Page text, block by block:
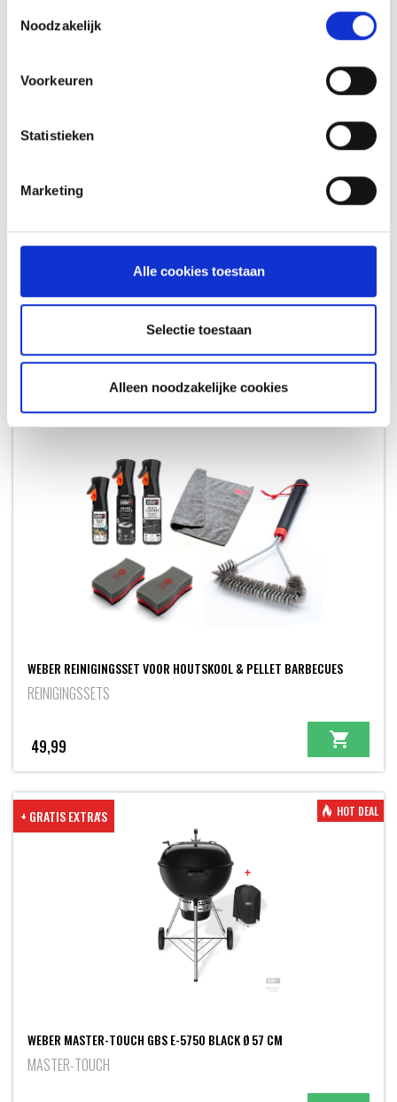
Noodzakelijk
Voorkeuren
Statistieken
Marketing
Alle cookies toestaan
Selectie toestaan
Alleen noodzakelijke cookies
69,99
RAPIDFIRE BRIKETTENSTARTERSET
WEBER REINIGINGSSET VOOR HOUTSKOOL & PELLET BARBECUES
REINIGINGSSETS
49,99
+ GRATIS EXTRA'S HOT DEAL
WEBER MASTER-TOUCH GBS E-5750 BLACK Ø 57 CM
MASTER-TOUCH